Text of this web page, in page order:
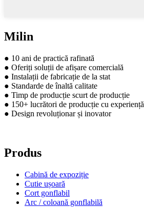
Milin
● 10 ani de practică rafinată
● Oferiți soluții de afișare comercială
● Instalații de fabricație de la stat
● Standarde de înaltă calitate
● Timp de producție scurt de producție
● 150+ lucrători de producție cu experiență
● Design revoluționar și inovator
Produs
Cabină de expoziție
Cutie ușoară
Cort gonflabil
Arc / coloană gonflabilă